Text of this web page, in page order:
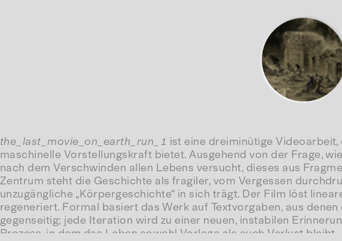
the_last_movie_on_earth_run_1 ist eine dreiminütige
maschinelle Vorstellungskraft bietet. Ausgehend von der Frage,
nach dem Verschwinden allen Lebens versucht, dieses aus
Zentrum steht die Geschichte als fragiler, vom Vergessen
unzugängliche „Körpergeschichte“ in sich trägt. Der Film löst
regeneriert. Formal basiert das Werk auf Textvorgaben, aus
gegenseitig; jede Iteration wird zu einer neuen, instabilen
Prozess, in dem das Leben sowohl Vorlage als auch Verlust bleibt.